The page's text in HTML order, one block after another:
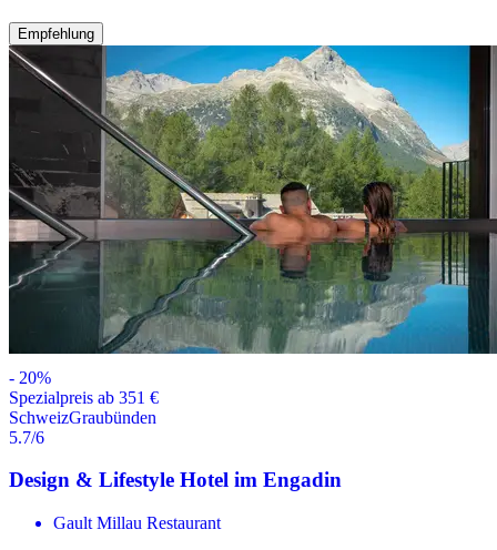
Empfehlung
- 20%
Spezialpreis ab 351 €
SchweizGraubünden
5.7/6
Design & Lifestyle Hotel im Engadin
Gault Millau Restaurant